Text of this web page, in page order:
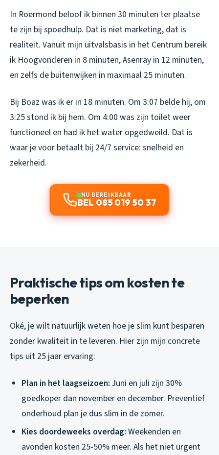
In Roermond beloof ik binnen 30 minuten ter plaatse
te zijn bij spoedhulp. Dat is niet marketing, dat is
realiteit. Vanuit mijn uitvalsbasis in het Centrum bereik
ik Hoogvonderen in 8 minuten, Asenray in 12 minuten,
en zelfs de buitenwijken in maximaal 25 minuten.
Bij Boaz was ik er in 18 minuten. Om 3:07 belde hij, om
3:25 stond ik bij hem. Om 4:00 was zijn toilet weer
functioneel en had ik het water opgedweild. Dat is
waar je voor betaalt bij 24/7 service: snelheid en
zekerheid.
NU BEREIKBAAR
BEL 085 019 50 37
Praktische tips om kosten te
beperken
Oké, je wilt natuurlijk weten hoe je slim kunt besparen
zonder kwaliteit in te leveren. Hier zijn mijn concrete
tips uit 25 jaar ervaring:
Plan in het laagseizoen: Juni en juli zijn 30%
goedkoper dan november en december. Preventief
onderhoud plan je dus slim in de zomer.
Kies doordeweeks overdag: Weekenden en
avonden kosten 25-50% meer. Als het niet urgent